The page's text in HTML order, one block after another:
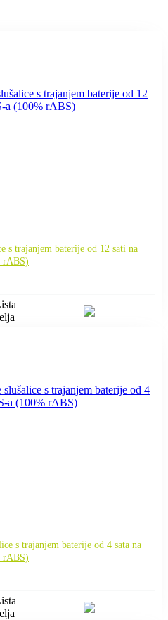
s trajanjem baterije od 12 sati na
rABS)
s trajanjem baterije od 4 sata na
rABS)